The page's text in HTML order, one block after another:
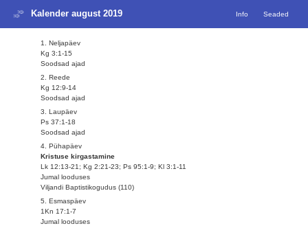
Kalender august 2019 Info Seaded
1. Neljapäev
Kg 3:1-15
Soodsad ajad
2. Reede
Kg 12:9-14
Soodsad ajad
3. Laupäev
Ps 37:1-18
Soodsad ajad
4. Pühapäev
Kristuse kirgastamine
Lk 12:13-21; Kg 2:21-23; Ps 95:1-9; Kl 3:1-11
Jumal looduses
Viljandi Baptistikogudus (110)
5. Esmaspäev
1Kn 17:1-7
Jumal looduses